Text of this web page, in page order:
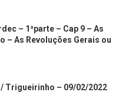
– 1ªparte – Cap 9 – As
– As Revoluções Gerais ou
Trigueirinho – 09/02/2022